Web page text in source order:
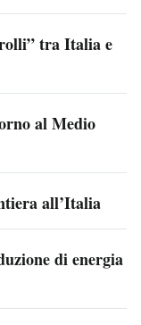
tra Italia e
al Medio
all’Italia
di energia